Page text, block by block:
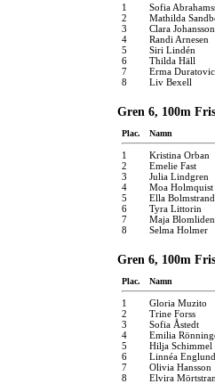
1 Sofia
2
Mathilda
3
Clara Johansson
4
Randi Arnesen
5
Siri Lindén
6
Thilda Häll
7
Erma Duratovic
8
Liv Bexell
Gren 6, 100m
Plac. Namn
1 Kristina Orban
2
Emelie Fast
3
Julia Lindgren
4
Moa Holmquist
5
Ella Bolmstrand
6
Tyra Littorin
7
Maja Blomliden
8
Selma Holmer
Gren 6, 100m
Plac. Namn
1 Gloria Muzito
2
Trine Forss
3
Sofia Åstedt
4
Emilia
5
Hilja Schimmel
6
Linnéa Englund
7
Olivia Hansson
8
Elvira